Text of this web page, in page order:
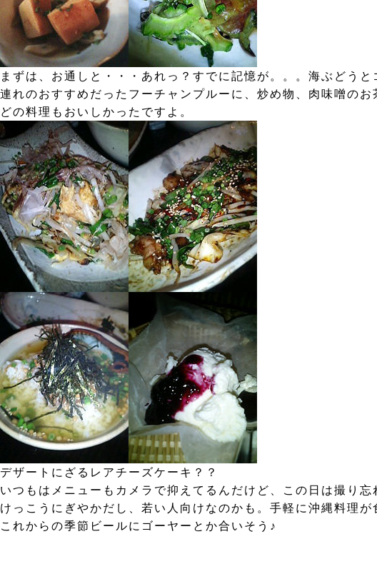
まずは、お通しと・・・あれっ？すでに記憶が。。。海ぶどう
連れのおすすめだったフーチャンプルーに、炒め物、肉味噌のお
どの料理もおいしかったですよ。
デザートにざるレアチーズケーキ？？
いつもはメニューもカメラで抑えてるんだけど、この日は撮り忘
けっこうにぎやかだし、若い人向けなのかも。手軽に沖縄料理が
これからの季節ビールにゴーヤーとか合いそう♪